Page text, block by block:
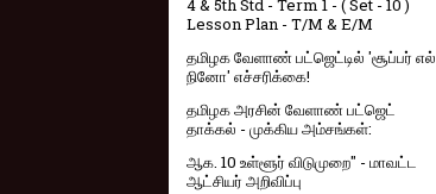
4 & 5th Std - Term 1 - ( Set - 10 )
Lesson Plan - T/M & E/M
தமிழக வேளாண் பட்ஜெட்டில் 'சூப்பர் எல்
நினோ' எச்சரிக்கை!
தமிழக அரசின் வேளாண் பட்ஜெட்
தாக்கல் - முக்கிய அம்சங்கள்:
ஆக. 10 உள்ளூர் விடுமுறை" - மாவட்ட
ஆட்சியர் அறிவிப்பு